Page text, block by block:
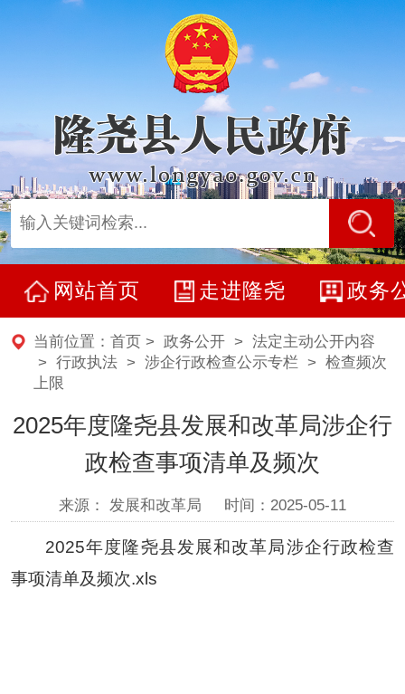
网站首页 走进隆尧 政务
当前位置： 首页 > 政务公开> 法定主动公开内容
> 行政执法 > 涉企行政检查公示专栏 > 检查频次
上限
2025年度隆尧县发展和改革局涉企行
政检查事项清单及频次
来源： 发展和改革局 时间：2025-05-11
2025年度隆尧县发展和改革局涉企行政检查
事项清单及频次.xls